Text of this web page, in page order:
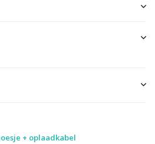
+ oplaadkabel